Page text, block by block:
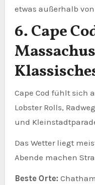
etwas außerhalb
6. Cape
Cape Cod fühlt sich
Lobster Rolls,
und
Das Wetter liegt
Abende machen
Beste Orte: